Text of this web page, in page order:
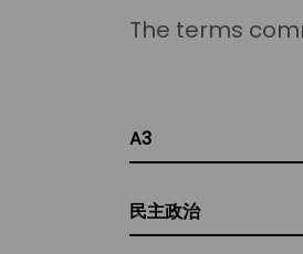
The terms
A3
民主政治